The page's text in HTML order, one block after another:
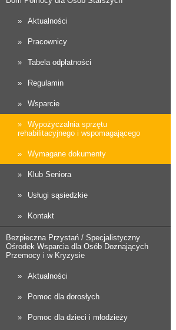
Aktualności
Pracownicy
Tabela odpłatności
Regulamin
Wsparcie
Wypożyczalnia sprzętu
rehabilitacyjnego i wspomagającego
Wymagane dokumenty
Klub Seniora
Usługi sąsiedzkie
Kontakt
Bezpieczna Przystań / Specjalistyczny
Ośrodek Wsparcia dla Osób Doznających
Przemocy i w Kryzysie
Aktualności
Pomoc dla dorosłych
Pomoc dla dzieci i młodzieży